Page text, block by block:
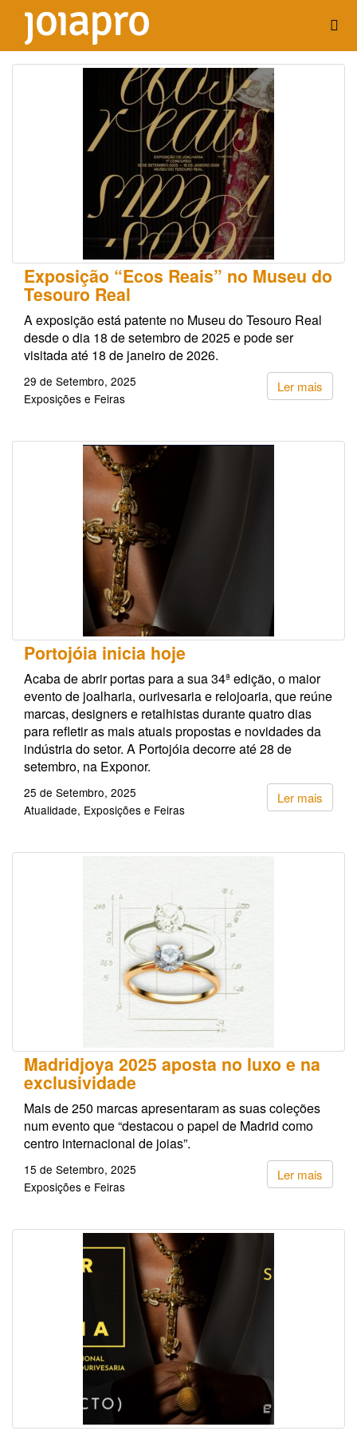
Exposição “Ecos Reais” no Museu do
Tesouro Real
A exposição está patente no Museu do Tesouro Real
desde o dia 18 de setembro de 2025 e pode ser
visitada até 18 de janeiro de 2026.
Ler mais
29 de Setembro, 2025
Exposições e Feiras
Portojóia inicia hoje
Acaba de abrir portas para a sua 34ª edição, o maior
evento de joalharia, ourivesaria e relojoaria, que reúne
marcas, designers e retalhistas durante quatro dias
para refletir as mais atuais propostas e novidades da
indústria do setor. A Portojóia decorre até 28 de
setembro, na Exponor.
Ler mais
25 de Setembro, 2025
Atualidade Exposições e Feiras
Madridjoya 2025 aposta no luxo e na
exclusividade
Mais de 250 marcas apresentaram as suas coleções
num evento que “destacou o papel de Madrid como
centro internacional de joias”.
Ler mais
15 de Setembro, 2025
Exposições e Feiras